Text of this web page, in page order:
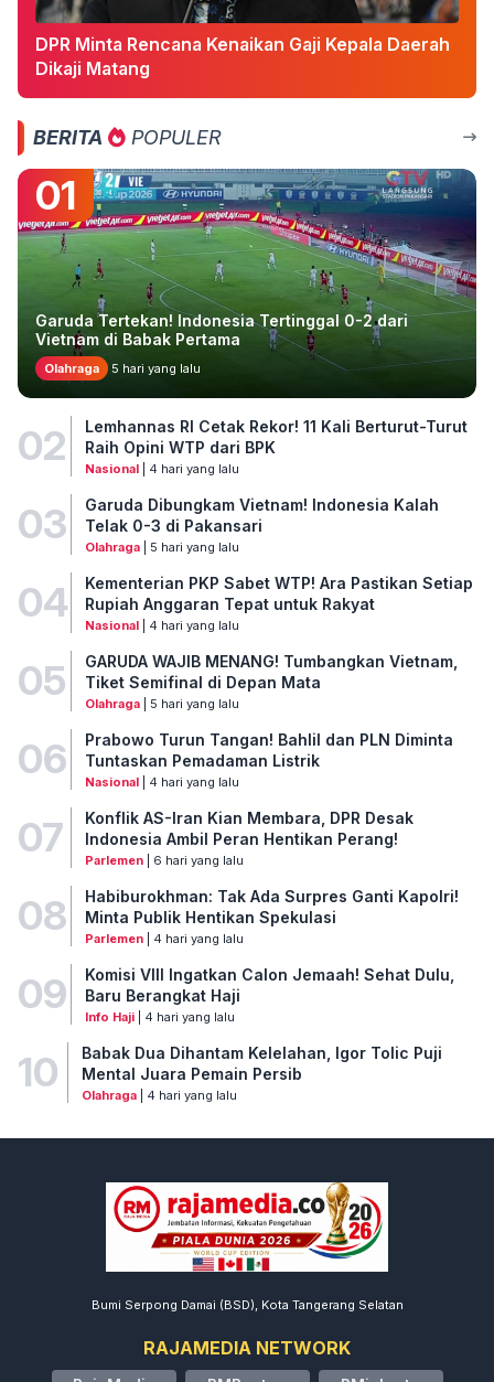
DPR Minta Rencana Kenaikan Gaji Kepala Daerah
Dikaji Matang
BERITA POPULER
01
Garuda Tertekan! Indonesia Tertinggal 0-2 dari
Vietnam di Babak Pertama
Olahraga 5 hari yang lalu
02
Lemhannas RI Cetak Rekor! 11 Kali Berturut-Turut
Raih Opini WTP dari BPK
Nasional| 4 hari yang lalu
03
Garuda Dibungkam Vietnam! Indonesia Kalah
Telak 0-3 di Pakansari
Olahraga| 5 hari yang lalu
04
Kementerian PKP Sabet WTP! Ara Pastikan Setiap
Rupiah Anggaran Tepat untuk Rakyat
Nasional| 4 hari yang lalu
05
GARUDA WAJIB MENANG! Tumbangkan Vietnam,
Tiket Semifinal di Depan Mata
Olahraga| 5 hari yang lalu
06
Prabowo Turun Tangan! Bahlil dan PLN Diminta
Tuntaskan Pemadaman Listrik
Nasional| 4 hari yang lalu
07
Konflik AS-Iran Kian Membara, DPR Desak
Indonesia Ambil Peran Hentikan Perang!
Parlemen| 6 hari yang lalu
08
Habiburokhman: Tak Ada Surpres Ganti Kapolri!
Minta Publik Hentikan Spekulasi
Parlemen| 4 hari yang lalu
09
Komisi VIII Ingatkan Calon Jemaah! Sehat Dulu,
Baru Berangkat Haji
Info Haji| 4 hari yang lalu
10
Babak Dua Dihantam Kelelahan, Igor Tolic Puji
Mental Juara Pemain Persib
Olahraga| 4 hari yang lalu
Bumi Serpong Damai (BSD), Kota Tangerang Selatan
RAJAMEDIA NETWORK